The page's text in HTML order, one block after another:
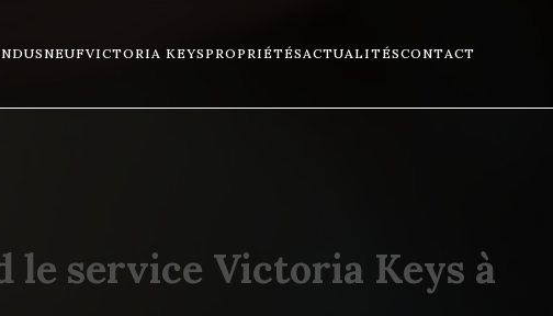
NEUFVICTORIA KEYS PROPRIÉTÉSACTUALITÉSCONTACT
le service Victoria Keys à